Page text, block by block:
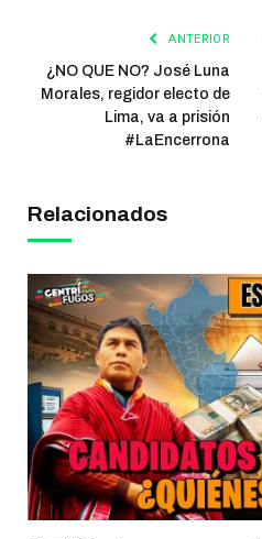
ANTERIOR
¿NO QUE NO? José Luna
Morales, regidor electo de
Lima, va a prisión
#LaEncerrona
Relacionados